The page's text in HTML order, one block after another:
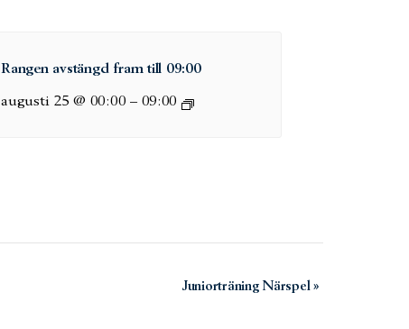
Rangen avstängd fram till 09:00
augusti 25 @ 00:00 – 09:00
Juniorträning Närspel»